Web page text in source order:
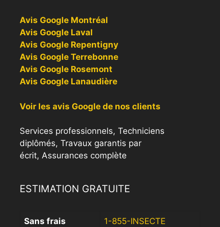
Avis Google Montréal
Avis Google Laval
Avis Google Repentigny
Avis Google Terrebonne
Avis Google Rosemont
Avis Google Lanaudière
Voir les avis Google de nos clients
Services professionnels, Techniciens
diplômés, Travaux garantis par
écrit, Assurances complète
ESTIMATION GRATUITE
Sans frais 1-855-INSECTE